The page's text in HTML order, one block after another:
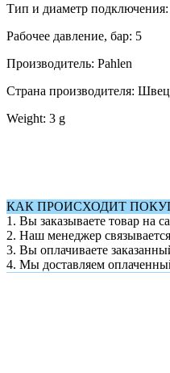
Тип и диаметр
Рабочее давление, бар: 5
Производитель: Pahlen
Страна производителя:
Weight: 3 g
КАК ПРОИСХОДИТ
1. Вы заказываете товар на
2. Наш менеджер
3. Вы оплачиваете
4. Мы доставляем